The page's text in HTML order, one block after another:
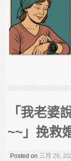
「我老婆
~~」挽救
Posted on 三月 26,